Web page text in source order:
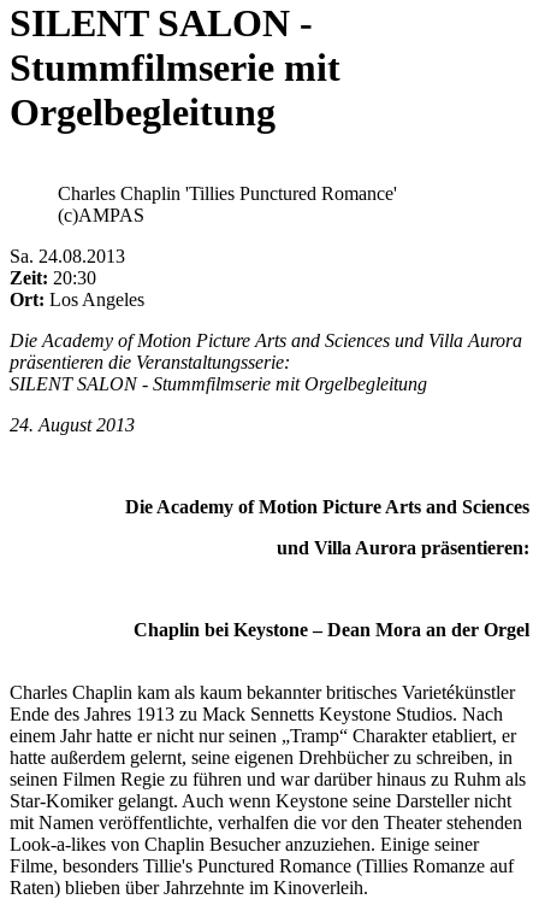
SILENT SALON -
Stummfilmserie mit
Orgelbegleitung
Charles Chaplin 'Tillies Punctured Romance'
(c)AMPAS
Sa. 24.08.2013
Zeit: 20:30
Ort: Los Angeles
Die Academy of Motion Picture Arts and Sciences und Villa Aurora
präsentieren die Veranstaltungsserie:
SILENT SALON - Stummfilmserie mit Orgelbegleitung
24. August 2013
Die Academy of Motion Picture Arts and Sciences
und Villa Aurora präsentieren:
Chaplin bei Keystone – Dean Mora an der Orgel
Charles Chaplin kam als kaum bekannter britisches Varietékünstler
Ende des Jahres 1913 zu Mack Sennetts Keystone Studios. Nach
einem Jahr hatte er nicht nur seinen „Tramp“ Charakter etabliert, er
hatte außerdem gelernt, seine eigenen Drehbücher zu schreiben, in
seinen Filmen Regie zu führen und war darüber hinaus zu Ruhm als
Star-Komiker gelangt. Auch wenn Keystone seine Darsteller nicht
mit Namen veröffentlichte, verhalfen die vor den Theater stehenden
Look-a-likes von Chaplin Besucher anzuziehen. Einige seiner
Filme, besonders Tillie's Punctured Romance (Tillies Romanze auf
Raten) blieben über Jahrzehnte im Kinoverleih.